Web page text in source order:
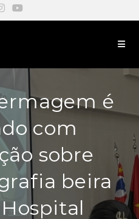
é
com
sobre
beira